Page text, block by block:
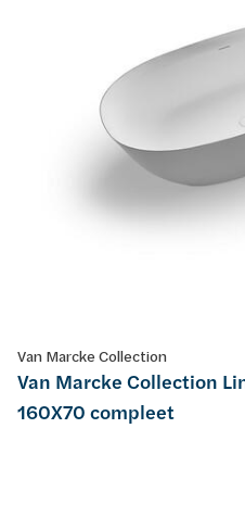
Van Marcke Collection
Van Marcke Collection
160X70 compleet